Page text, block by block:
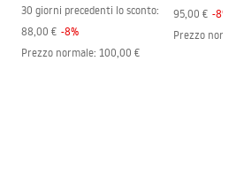
30 giorni precedenti lo sconto:
88,00 € -8%
Prezzo normale: 100,00 €
95,00 € -8%
Prezzo